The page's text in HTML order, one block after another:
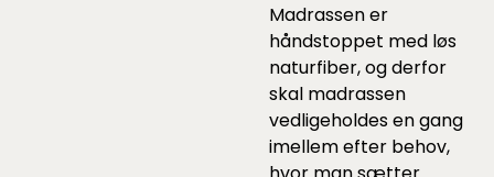
Madrassen er
håndstoppet med løs
naturfiber, og derfor
skal madrassen
vedligeholdes en gang
imellem efter behov,